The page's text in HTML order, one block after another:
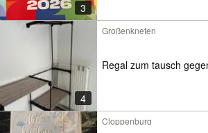
3
4
Großenkneten
Regal zum tausch
Cloppenburg